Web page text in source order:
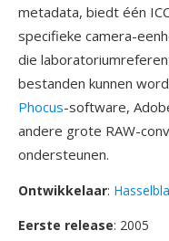
metadata, biedt één
specifieke camera-
die
bestanden kunnen
Phocus-software,
andere grote RAW-
ondersteunen.
Ontwikkelaar:
Eerste release: 2005